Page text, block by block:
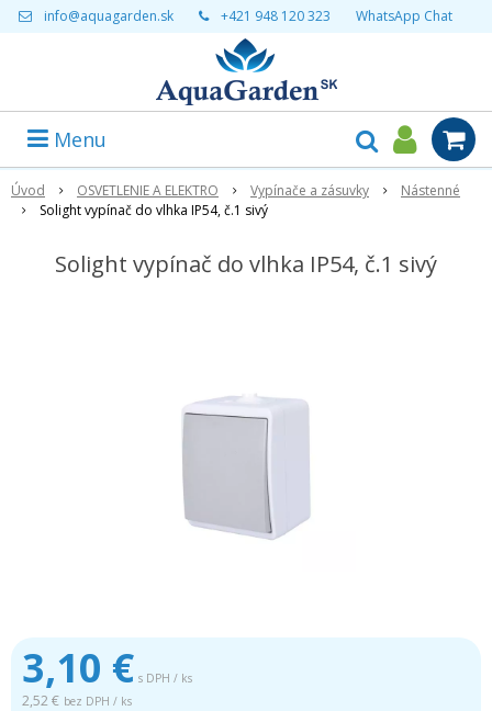
info@aquagarden.sk +421 948 120 323 WhatsApp Chat
Menu
Úvod OSVETLENIE A ELEKTRO Vypínače a zásuvky
Nástenné
Solight vypínač do vlhka IP54, č.1 sivý
Solight vypínač do vlhka IP54, č.1 sivý
3,10 € s DPH / ks
2,52 € bez DPH / ks